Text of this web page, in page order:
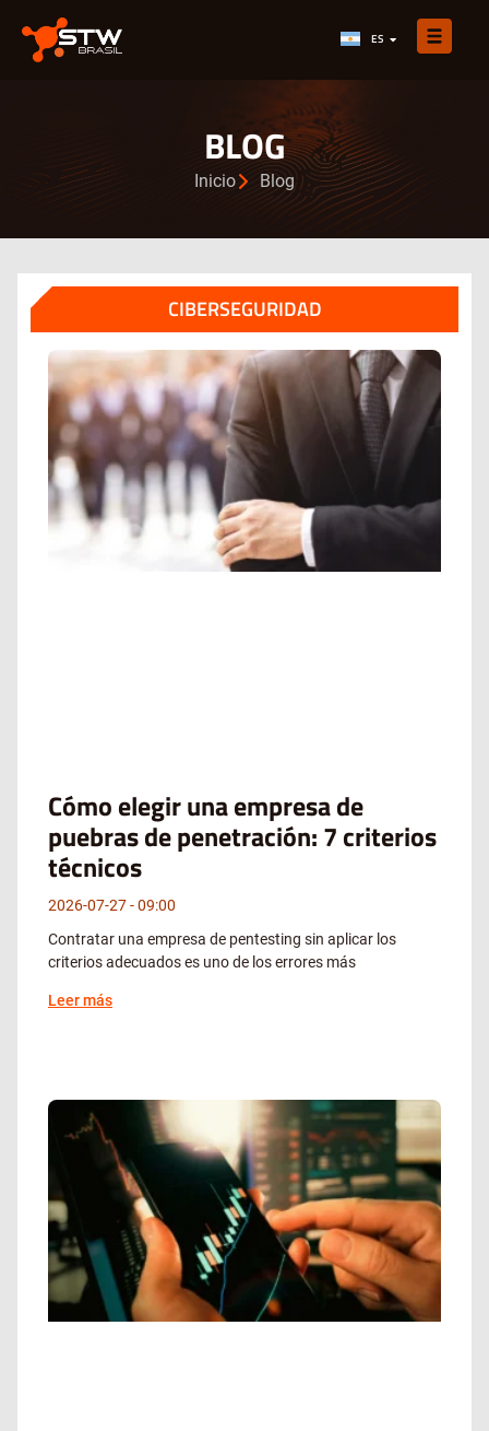
ES
EN
BLOG
Inicio Blog
CIBERSEGURIDAD
Cómo elegir una empresa de
puebras de penetración: 7 criterios
técnicos
2026-07-27
09:00
Contratar una empresa de pentesting sin aplicar los
criterios adecuados es uno de los errores más
Leer más